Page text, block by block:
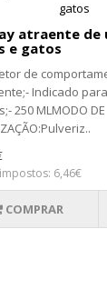
atraente de
e gatos
de
Indicado
250 MLMODO DE
6,46€
COMPRAR